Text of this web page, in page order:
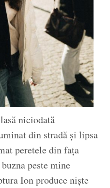
niciodată
din stradă și lipsa
peretele din fața
peste mine
Ion produce niște